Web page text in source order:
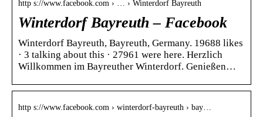
http s://www.facebook.com › … › Winterdorf Bayreuth
Winterdorf Bayreuth – Facebook
Winterdorf Bayreuth, Bayreuth, Germany. 19688 likes
· 3 talking about this · 27961 were here. Herzlich
Willkommen im Bayreuther Winterdorf. Genießen…
http s://www.facebook.com › winterdorf-bayreuth › bay…